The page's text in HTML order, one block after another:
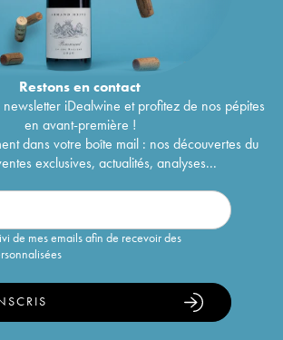
Restons encontact
iDealwine et profitez de nos pépites
en avant-première !
dans votre boîte mail : nos découvertes du
exclusives, actualités, analyses...
de mes emails afin de recevoir des